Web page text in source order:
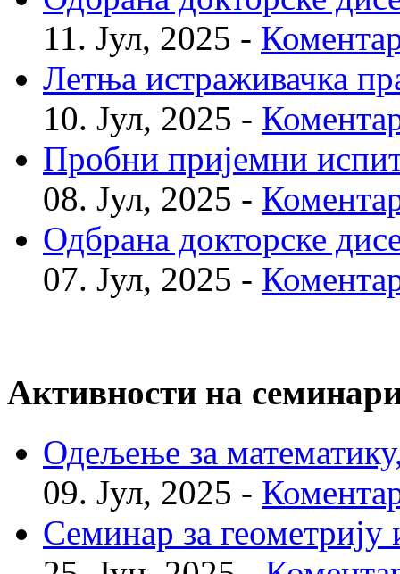
11. Јул, 2025 -
Летња истраживачка
10. Јул, 2025 -
Пробни пријемни
08. Јул, 2025 -
Одбрана докторске
07. Јул, 2025 -
Активности на
Одељење за
09. Јул, 2025 -
Семинар за